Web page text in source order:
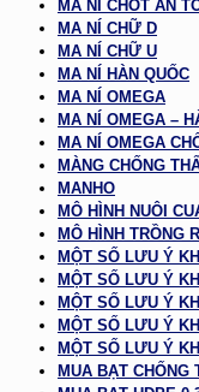
MA NÍ CHỐT AN
MA NÍ CHỮ D
MA NÍ CHỮ U
MA NÍ HÀN QUỐC
MA NÍ OMEGA
MA NÍ OMEGA –
MA NÍ OMEGA
MÀNG CHỐNG
MANHO
MÔ HÌNH NUÔI
MÔ HÌNH TRỒNG
MỘT SỐ LƯU Ý
MỘT SỐ LƯU Ý
MỘT SỐ LƯU Ý
MỘT SỐ LƯU Ý
MỘT SỐ LƯU Ý
MUA BẠT CHỐNG